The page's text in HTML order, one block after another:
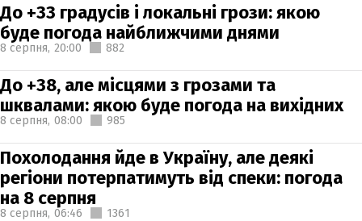
До +33 градусів і локальні грози: якою
буде погода найближчими днями
8 серпня, 20:00 882
До +38, але місцями з грозами та
шквалами: якою буде погода на вихідних
8 серпня, 08:00 985
Похолодання йде в Україну, але деякі
регіони потерпатимуть від спеки: погода
на 8 серпня
8 серпня, 06:46 1361